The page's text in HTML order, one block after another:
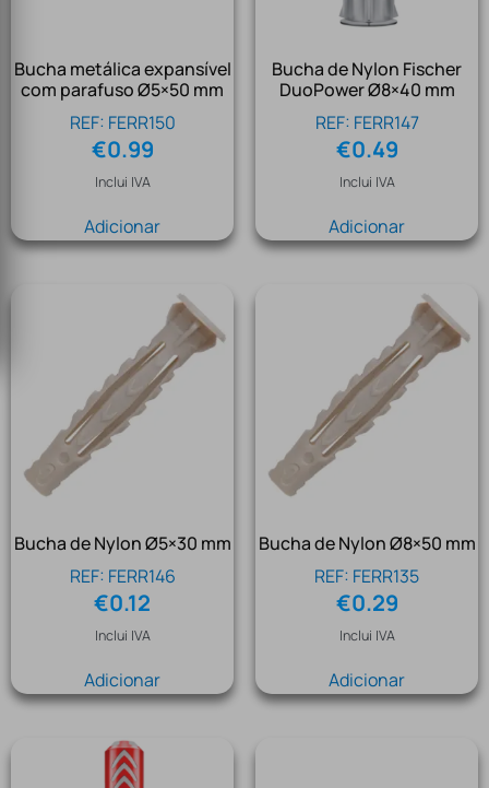
Bucha metálica expansível
com parafuso Ø5×50 mm
REF: FERR150
€0.99
Inclui IVA
Adicionar
Bucha de Nylon Fischer
DuoPower Ø8×40 mm
REF: FERR147
€0.49
Inclui IVA
Adicionar
Bucha de Nylon Ø5×30 mm
REF: FERR146
€0.12
Inclui IVA
Adicionar
Bucha de Nylon Ø8×50 mm
REF: FERR135
€0.29
Inclui IVA
Adicionar